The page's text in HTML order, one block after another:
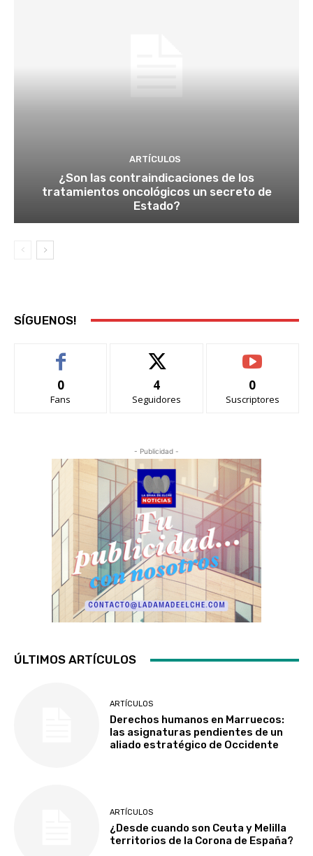
ARTÍCULOS
¿Son las contraindicaciones de los
tratamientos oncológicos un secreto de
Estado?
SÍGUENOS!
0
Fans
4
Seguidores
0
Suscriptores
- Publicidad -
ÚLTIMOS ARTÍCULOS
ARTÍCULOS
Derechos humanos en Marruecos:
las asignaturas pendientes de un
aliado estratégico de Occidente
ARTÍCULOS
¿Desde cuando son Ceuta y Melilla
territorios de la Corona de España?